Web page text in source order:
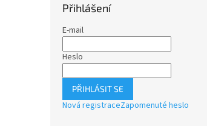
Přihlášení
E-mail
Heslo
PŘIHLÁSIT SE
Nová registraceZapomenuté heslo